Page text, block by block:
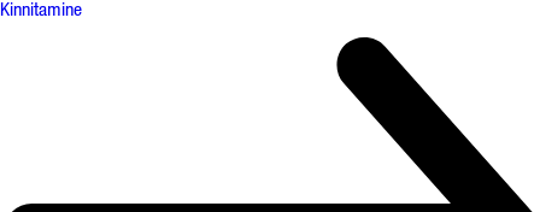
Kinnitamine